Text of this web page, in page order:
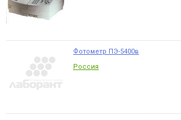
Фотометр ПЭ-5400в
Россия